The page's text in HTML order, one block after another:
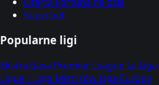
Superbet
Popularne ligi
Ekstraklasa Premier League La Liga
Ligue 1 Liga Mistrzów Liga Europy